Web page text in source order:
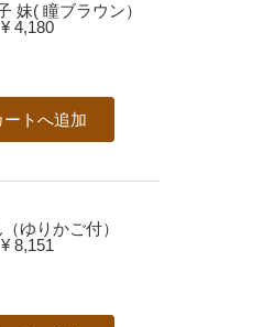
妹( 瞳ブラウン）
¥ 4,180
ートへ追加
ゆりかご付）
¥ 8,151